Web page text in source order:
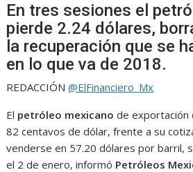
En tres sesiones el
pierde 2.24 dólares,
la recuperación que se
en lo que va de 2018.
REDACCIÓN@ElFinanciero_Mx
El petróleo mexicano de exportación
82 centavos de dólar, frente a su
venderse en 57.20 dólares por barril,
el 2 de enero, informó Petróleos